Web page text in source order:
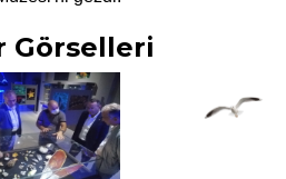
Görselleri